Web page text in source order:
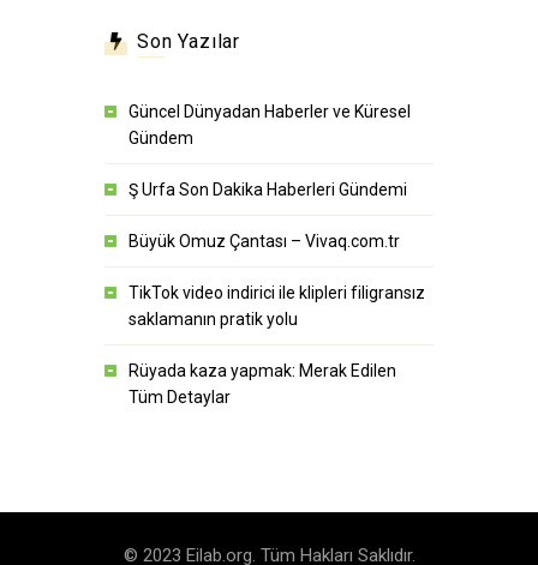
Son Yazılar
Güncel Dünyadan Haberler ve Küresel
Gündem
Ş Urfa Son Dakika Haberleri Gündemi
Büyük Omuz Çantası – Vivaq.com.tr
TikTok video indirici ile klipleri filigransız
saklamanın pratik yolu
Rüyada kaza yapmak: Merak Edilen
Tüm Detaylar
© 2023 Eilab.org. Tüm Hakları Saklıdır.